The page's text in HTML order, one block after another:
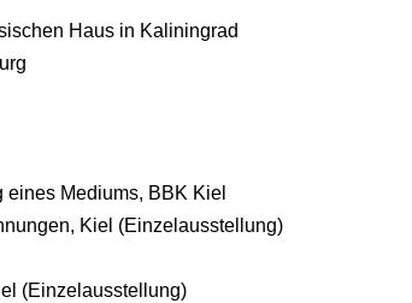
Haus in Kaliningrad
Mediums, BBK Kiel
Kiel (Einzelausstellung)
(Einzelausstellung)